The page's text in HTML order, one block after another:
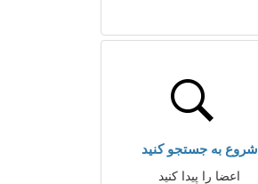
شروع به جستجو کنید
اعضا را پیدا کنید